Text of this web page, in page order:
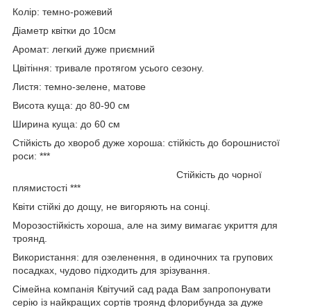
Колір: темно-рожевий
Діаметр квітки до 10см
Аромат: легкий дуже приємний
Цвітіння: тривале протягом усього сезону.
Листя: темно-зелене, матове
Висота куща: до 80-90 см
Ширина куща: до 60 см
Стійкість до хвороб дуже хороша: стійкість до борошнистої
роси: ***
Стійкість до чорної
плямистості ***
Квіти стійкі до дощу, не вигоряють на сонці.
Морозостійкість хороша, але на зиму вимагає укриття для
троянд.
Використання: для озеленення, в одиночних та групових
посадках, чудово підходить для зрізування.
Сімейна компанія Квітучий сад рада Вам запропонувати
серію із найкращих сортів троянд флорибунда за дуже